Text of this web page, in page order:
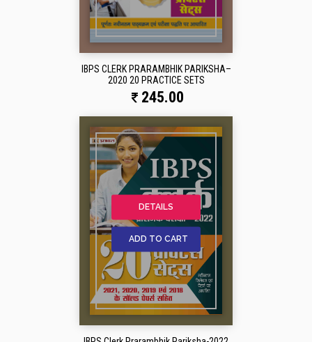
IBPS CLERK PRARAMBHIK PARIKSHA–
2020 20 PRACTICE SETS
245.00
DETAILS
ADD TO CART